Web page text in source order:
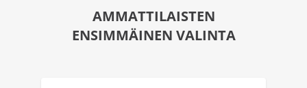
AMMATTILAISTEN
ENSIMMÄINEN VALINTA